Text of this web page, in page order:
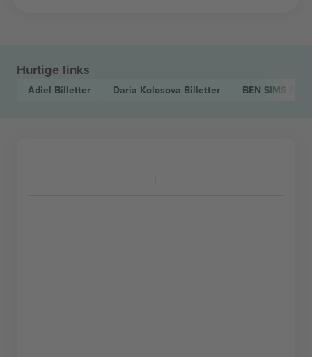
Hurtige links
Adiel Billetter Daria Kolosova Billetter BEN SIMS